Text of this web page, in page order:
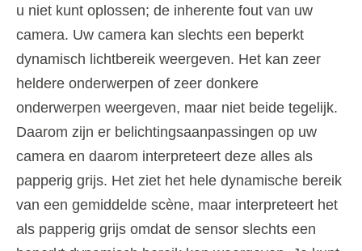
u niet kunt oplossen; de inherente fout van uw
camera. Uw camera kan slechts een beperkt
dynamisch lichtbereik weergeven. Het kan zeer
heldere onderwerpen of zeer donkere
onderwerpen weergeven, maar niet beide tegelijk.
Daarom zijn er belichtingsaanpassingen op uw
camera en daarom interpreteert deze alles als
papperig grijs. Het ziet het hele dynamische bereik
van een gemiddelde scène, maar interpreteert het
als papperig grijs omdat de sensor slechts een